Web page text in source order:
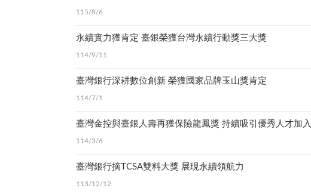
115/8/6
永續實力獲肯定 臺銀榮獲台灣永續行動獎三大獎
114/9/11
臺灣銀行深耕數位創新 榮獲國家品牌玉山獎肯定
114/7/1
臺灣金控與臺銀人壽再獲保險龍鳳獎 持續吸引優秀人才加入
114/3/6
臺灣銀行摘TCSA雙料大獎 展現永續領航力
113/12/12